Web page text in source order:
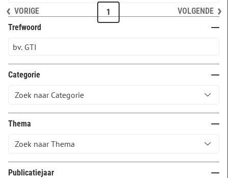
Trefwoord
Categorie
Thema
Publicatiejaar
VORIGE VOLGENDE
1